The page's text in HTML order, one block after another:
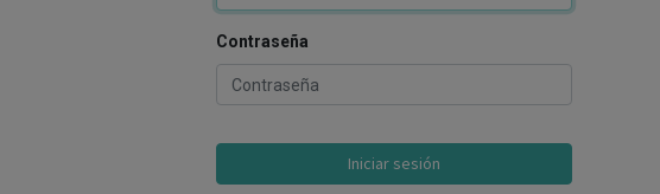
Contraseña
Iniciar sesión